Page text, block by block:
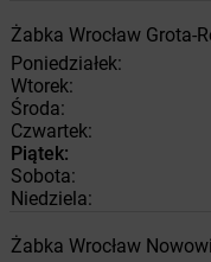
Żabka Wrocław Grota-
Poniedziałek:
Wtorek:
Środa:
Czwartek:
Piątek:
Sobota:
Niedziela:
Żabka Wrocław